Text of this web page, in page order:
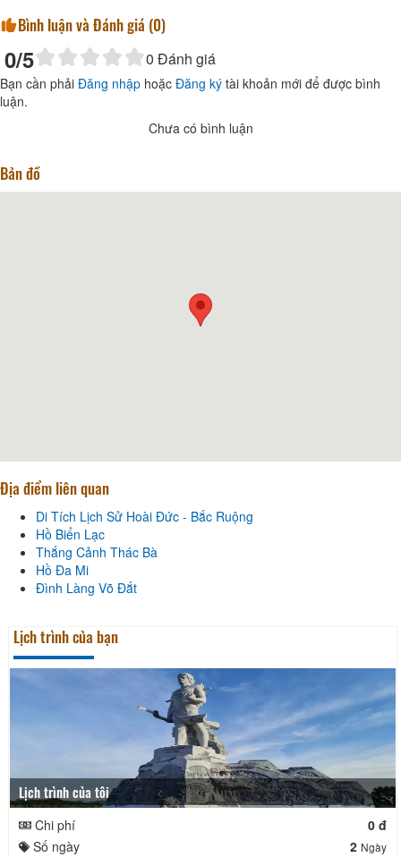
Bình luận và Đánh giá (0)
0/5 0 Đánh giá
Bạn cần phải Đăng nhập hoặc Đăng ký tài khoản mới để được bình
luận.
Chưa có bình luận
Bản đồ
Địa điểm liên quan
Di Tích Lịch Sử Hoài Đức - Bắc Ruộng
Hồ Biển Lạc
Thắng Cảnh Thác Bà
Hồ Đa Mi
Đình Làng Võ Đắt
Lịch trình của bạn
Lịch trình của tôi
Chi phí
0 đ
Số ngày
2 Ngày